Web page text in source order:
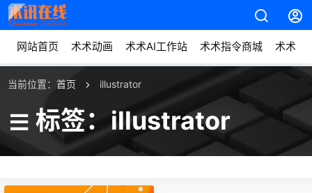
网站首页 术术动画 术术AI工作站 术术指令商城 术术动
当前位置： 首页 illustrator
标签：illustrator